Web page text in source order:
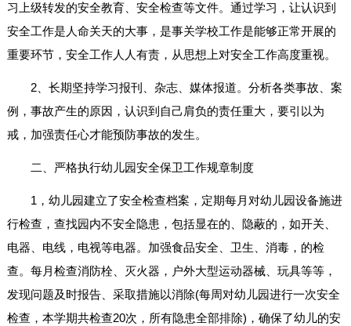
习上级转发的安全教育、安全检查等文件。通过学习，让认识到
安全工作是人命关天的大事，是事关学校工作是能够正常开展的
重要环节，安全工作人人有责，从思想上对安全工作高度重视。
2、长期坚持学习报刊、杂志、媒体报道。分析各类事故、案
例，事故产生的原因，认识到自己肩负的责任重大，要引以为
戒，加强责任心才能预防事故的发生。
二、严格执行幼儿园安全保卫工作规章制度
1，幼儿园建立了安全检查档案，定期每月对幼儿园设备施进
行检查，查找园内不安全隐患，包括显在的、隐蔽的，如开关、
电器、电线，电视等电器。加强食品安全、卫生、消毒，的检
查。每月检查消防栓、灭火器，户外大型运动器械、玩具等等，
发现问题及时报告、采取措施以消除(每周对幼儿园进行一次安全
检查，本学期共检查20次，所有隐患全部排除)，确保了幼儿的安